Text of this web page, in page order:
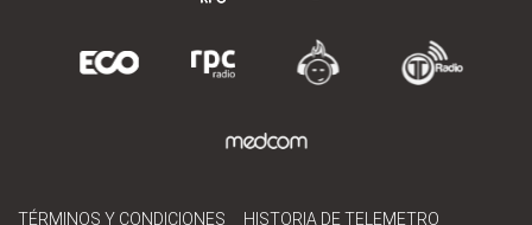
TÉRMINOS Y CONDICIONES HISTORIA DE TELEMETRO